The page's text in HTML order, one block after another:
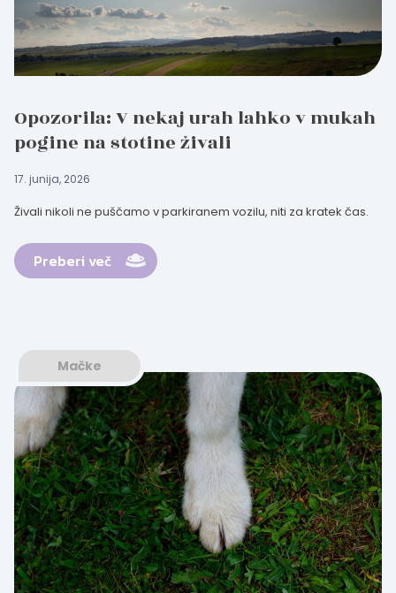
Opozorila: V nekaj urah lahko v mukah
pogine na stotine živali
17. junija, 2026
Živali nikoli ne puščamo v parkiranem vozilu, niti za kratek čas.
Preberi več
Mačke